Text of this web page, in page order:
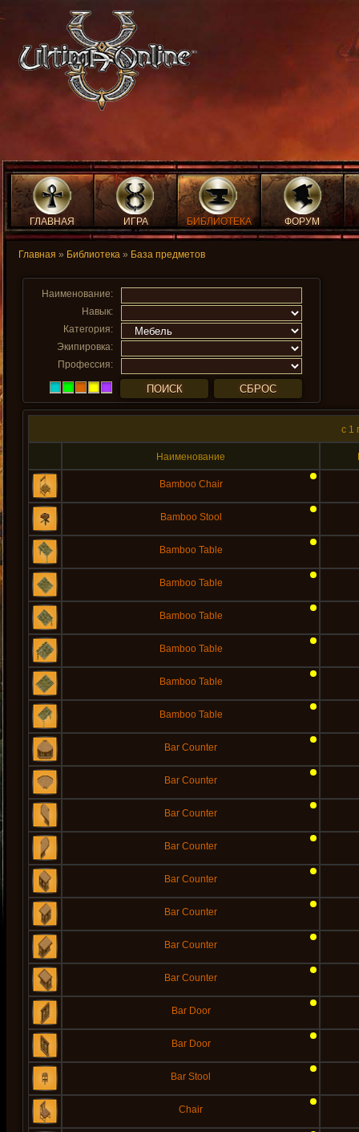
ГЛАВНАЯ ИГРА БИБЛИОТЕКА ФОРУМ
Главная » Библиотека » База предметов
Наименование:
Навык:
Категория:
Экипировка:
Профессия:
c 1
Наименование
Bamboo Chair
Bamboo Stool
Bamboo Table
Bamboo Table
Bamboo Table
Bamboo Table
Bamboo Table
Bamboo Table
Bar Counter
Bar Counter
Bar Counter
Bar Counter
Bar Counter
Bar Counter
Bar Counter
Bar Counter
Bar Door
Bar Door
Bar Stool
Chair